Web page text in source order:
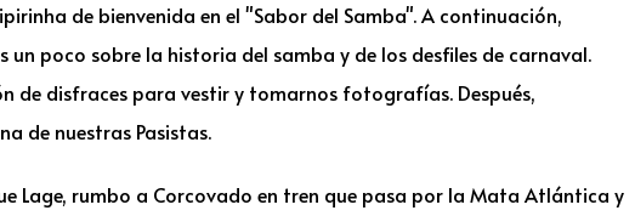
de bienvenida en el "Sabor del Samba". A continuación,
poco sobre la historia del samba y de los desfiles de carnaval.
de disfraces para vestir y tomarnos fotografías. Después,
de nuestras Pasistas.
Lage, rumbo a Corcovado en tren que pasa por la Mata Atlántica y